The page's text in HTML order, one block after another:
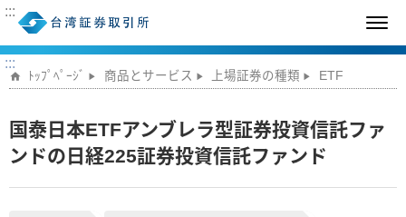
:::
:::
ﾄｯﾌﾟﾍﾟｰｼﾞ 商品とサービス 上場証券の種類 ETF
国泰日本ETFアンブレラ型証券投資信託ファ
ンドの日経225証券投資信託ファンド